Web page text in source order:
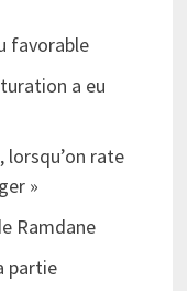
favorable
a eu
lorsqu’on rate
»
Ramdane
partie